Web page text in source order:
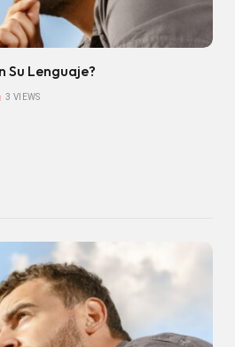
Su Lenguaje?
3VIEWS